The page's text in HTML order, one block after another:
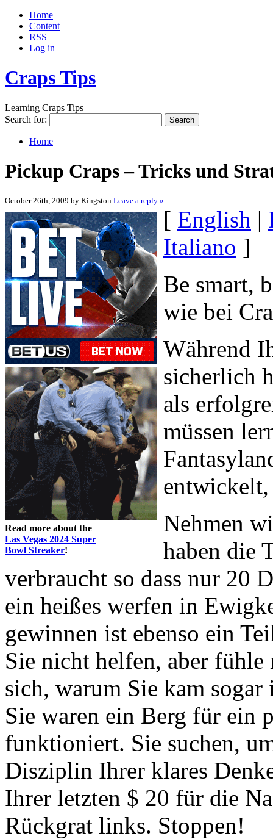
Home
Content
RSS
Log in
Craps Tips
Learning Craps Tips
Search for:
Home
Pickup Craps – Tricks und
October 26th, 2009 by Kingston Leave a reply »
Read more about the
Las Vegas 2024 Super
Bowl Streaker!
[ English |
Italiano ]
Be smart,
wie bei
Während
sicherlich
als
müssen
Nehmen
haben die
verbraucht so dass nur 20
ein heißes werfen in
gewinnen ist ebenso ein
Sie nicht helfen, aber
sich, warum Sie kam sogar
Sie waren ein Berg für ein
funktioniert. Sie suchen,
Disziplin Ihrer klares
Ihrer letzten $ 20 für die
Rückgrat links. Stoppen!